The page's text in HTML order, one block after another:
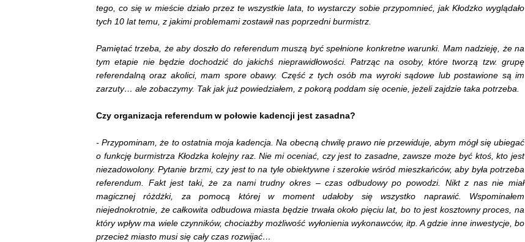
tego, co się w mieście działo przez te wszystkie lata, to wystarczy sobie przypomnieć, jak Kłodzko wyglądało
tych 10 lat temu, z jakimi problemami zostawił nas poprzedni burmistrz.
Pamiętać trzeba, że aby doszło do referendum muszą być spełnione konkretne warunki. Mam nadzieję, że na
tym etapie nie będzie dochodzić do jakichś nieprawidłowości. Patrząc na osoby, które tworzą tzw. grupę
referendalną oraz akolici, mam spore obawy. Część z tych osób ma wyroki sądowe lub postawione są im
zarzuty… ale zobaczymy. Tak jak już powiedziałem, z pokorą poddam się ocenie, jeżeli zajdzie taka potrzeba.
Czy organizacja referendum w połowie kadencji jest zasadna?
- Przypominam, że to ostatnia moja kadencja. Na obecną chwilę prawo nie przewiduje, abym mógł się ubiegać
o funkcję burmistrza Kłodzka kolejny raz. Nie mi oceniać, czy jest to zasadne, zawsze może być ktoś, kto jest
niezadowolony. Pytanie brzmi, czy jest to na tyle obiektywne i szerokie wśród mieszkańców, aby była potrzeba
referendum. Fakt jest taki, że za nami trudny okres – czas odbudowy po powodzi. Nikt z nas nie miał
magicznej różdżki, za pomocą której w moment udałoby się wszystko naprawić. Wspominałem
niejednokrotnie, że całkowita odbudowa miasta będzie trwała około pięciu lat, bo to jest kosztowny proces, na
który wpływ ma wiele czynników, chociażby możliwość wyłonienia wykonawców, itp. A gdzie inne inwestycje, bo
przecież miasto musi się cały czas rozwijać…